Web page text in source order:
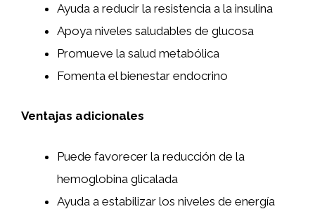
Ayuda a reducir la resistencia a la insulina
Apoya niveles saludables de glucosa
Promueve la salud metabólica
Fomenta el bienestar endocrino
Ventajas adicionales
Puede favorecer la reducción de la
hemoglobina glicalada
Ayuda a estabilizar los niveles de energía